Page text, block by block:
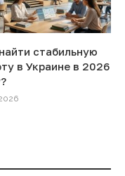
стабильную
в Украине в 2026